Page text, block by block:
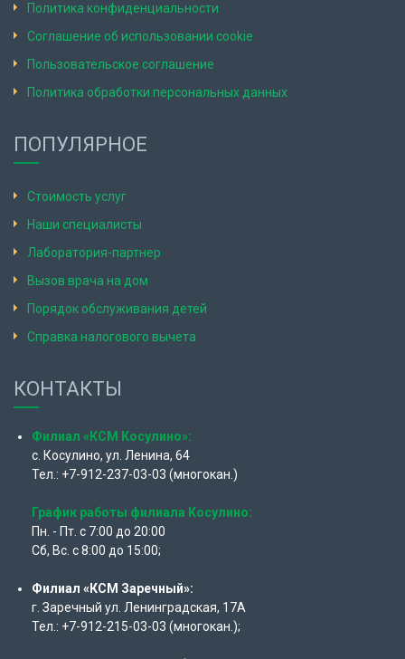
Политика конфиденциальности
Соглашение об использовании cookie
Пользовательское соглашение
Политика обработки персональных данных
ПОПУЛЯРНОЕ
Стоимость услуг
Наши специалисты
Лаборатория-партнер
Вызов врача на дом
Порядок обслуживания детей
Справка налогового вычета
КОНТАКТЫ
Филиал «КСМ Косулино»:
с. Косулино, ул. Ленина, 64
Тел.: +7-912-237-03-03 (многокан.)
График работы филиала Косулино:
Пн. - Пт. с 7:00 до 20:00
Сб, Вс. с 8:00 до 15:00;
Филиал «КСМ Заречный»:
г. Заречный ул. Ленинградская, 17А
Тел.: +7-912-215-03-03 (многокан.);